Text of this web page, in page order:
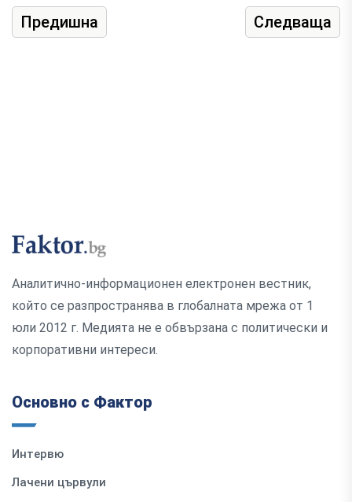
Предишна Следваща
Аналитично-информационен електронен вестник,
който се разпространява в глобалната мрежа от 1
юли 2012 г. Медията не е обвързана с политически и
корпоративни интереси.
Основно с Фактор
Интервю
Лачени цървули